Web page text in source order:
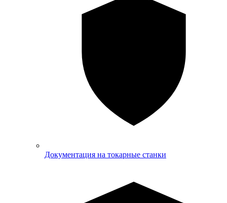
Документация на токарные станки